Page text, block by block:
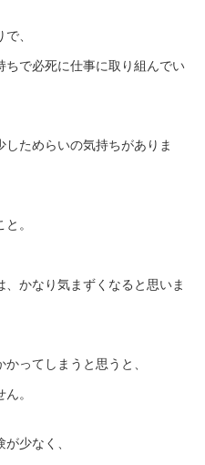
、
で必死に仕事に取り組んでい
ためらいの気持ちがありま
。
かなり気まずくなると思いま
ってしまうと思うと、
。
少なく、